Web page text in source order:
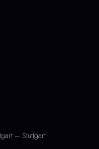
– Stuttgart